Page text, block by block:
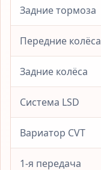
Задние тормоза
Передние колёса
Задние колёса
Система LSD
Вариатор CVT
1-я передача